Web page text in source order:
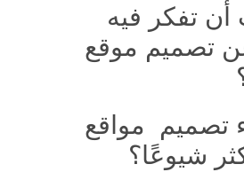
تفكر فيه
تصميم موقع
تصميم مواقع
شيوعًا؟